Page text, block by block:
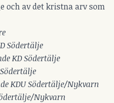
och av det kristna arv som
Södertälje
KD Södertälje
KDUSödertälje/Nykvarn
Nykvarn